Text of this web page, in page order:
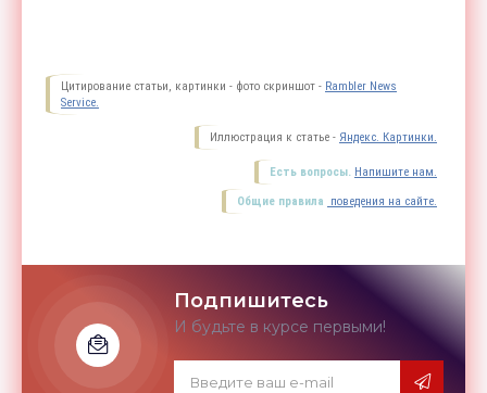
Цитирование статьи, картинки - фото скриншот - Rambler News
Service.
Иллюстрация к статье - Яндекс. Картинки.
Есть вопросы. Напишите нам.
Общие правила поведения на сайте.
Подпишитесь
И будьте в курсе первыми!